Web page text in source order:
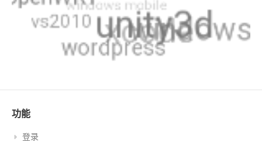
功能
登录